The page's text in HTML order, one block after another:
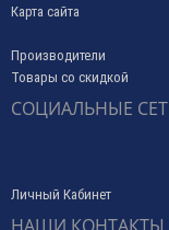
Карта сайта
Производители
Товары со скидкой
СОЦИАЛЬНЫЕ
Личный Кабинет
НАШИ КОНТАКТЫ